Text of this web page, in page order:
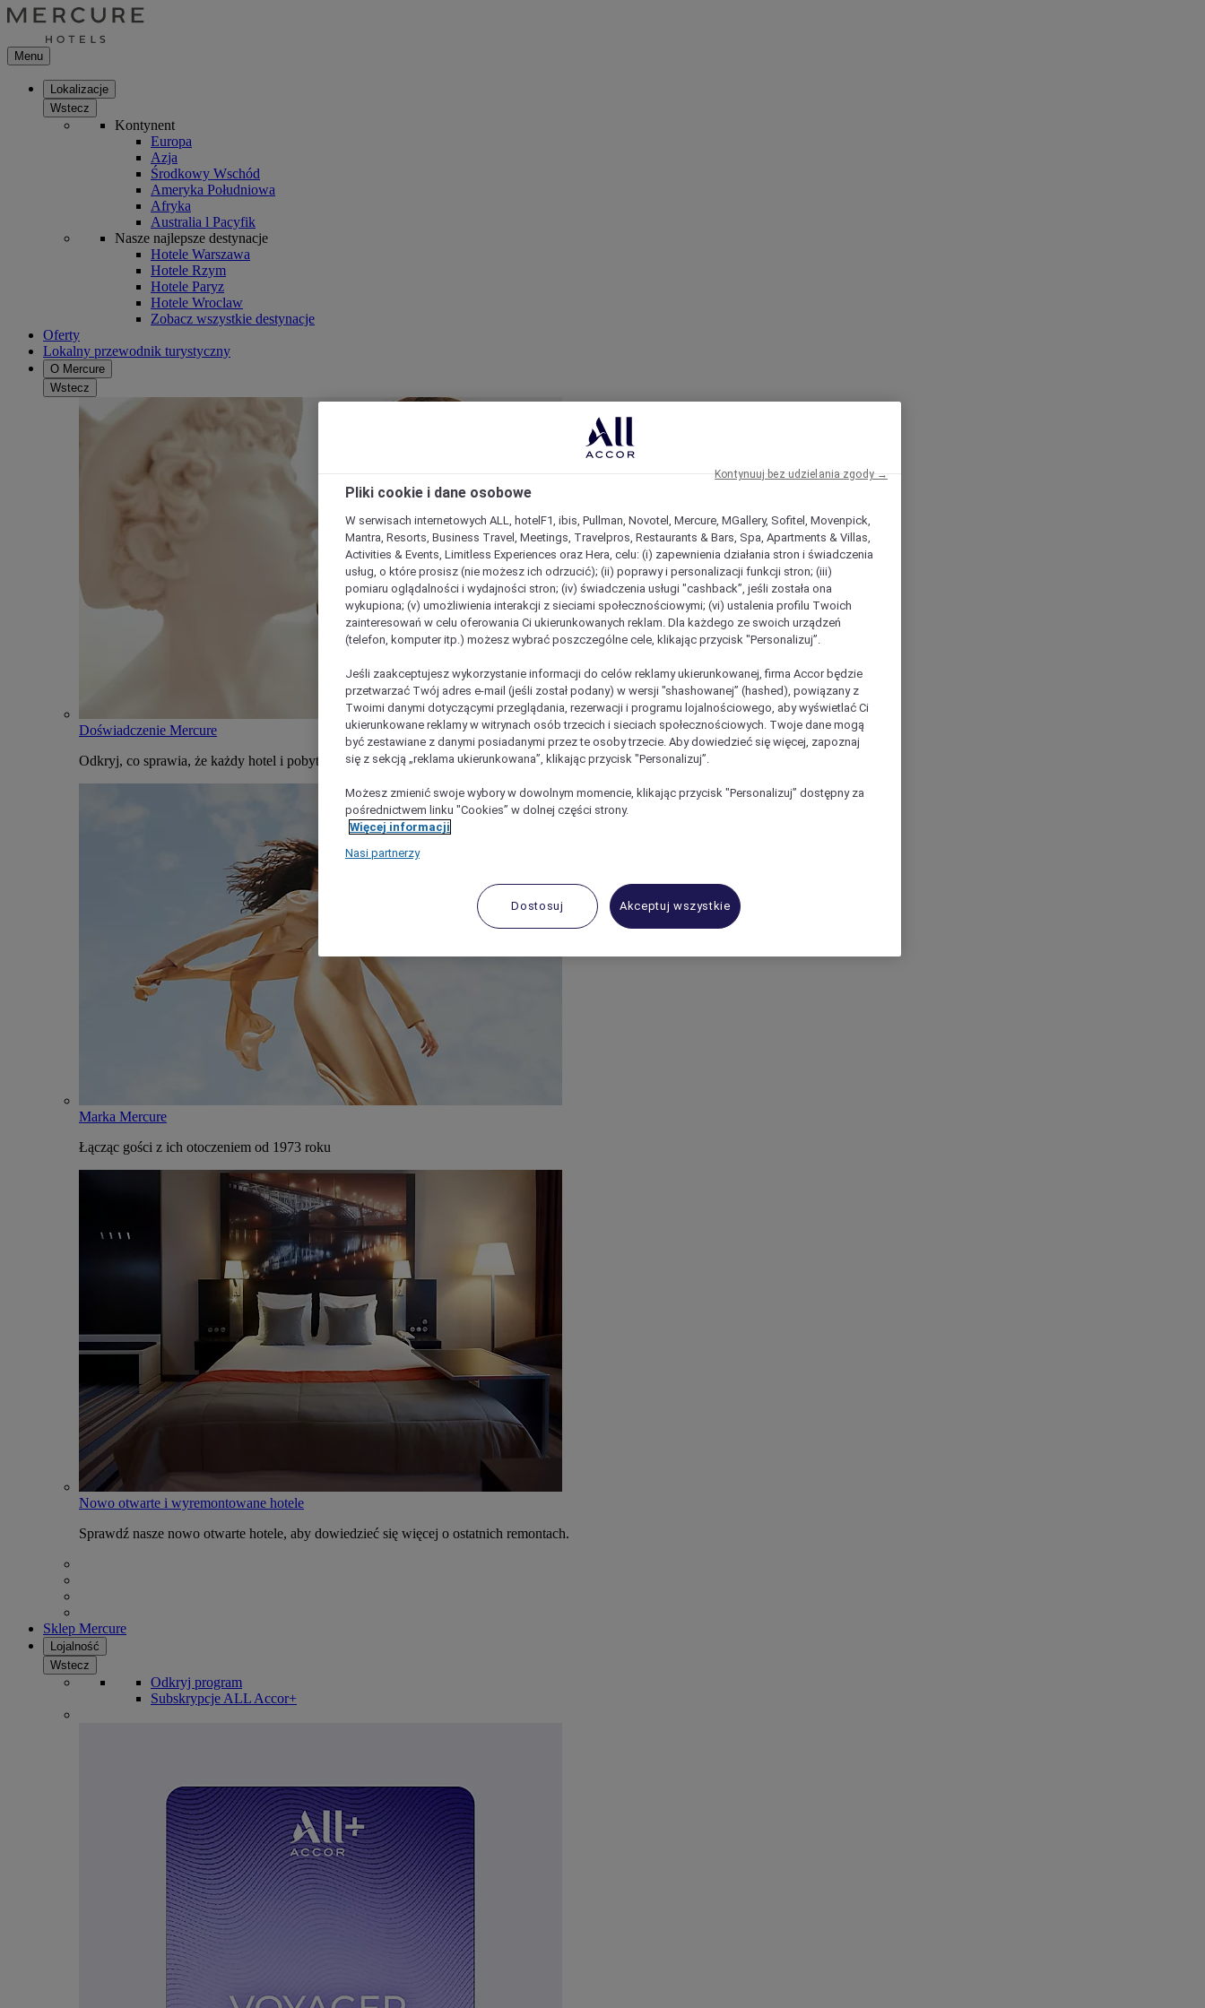
Menu
Lokalizacje
Wstecz
Kontynent
Europa
Azja
Środkowy Wschód
Ameryka Południowa
Afryka
Australia l Pacyfik
Nasze najlepsze destynacje
Hotele Warszawa
Hotele Rzym
Hotele Paryz
Hotele Wroclaw
Zobacz wszystkie destynacje
Oferty
Lokalny przewodnik turystyczny
O Mercure
Wstecz
Doświadczenie Mercure
Odkryj, co sprawia, że każdy hotel i pobyt w Mercure jest wyjątkowy
Marka Mercure
Łącząc gości z ich otoczeniem od 1973 roku
Nowo otwarte i wyremontowane hotele
Sprawdź nasze nowo otwarte hotele, aby dowiedzieć się więcej o ostatnich remontach.
Sklep Mercure
Lojalność
Wstecz
Odkryj program
Subskrypcje ALL Accor+
Pliki cookie i dane osobowe
W serwisach internetowych ALL, hotelF1, ibis, Pullman, Novotel, Mercure, MGallery, Sofitel, Movenpick,
Mantra, Resorts, Business Travel, Meetings, Travelpros, Restaurants & Bars, Spa, Apartments & Villas,
Activities & Events, Limitless Experiences oraz Hera, celu: (i) zapewnienia działania stron i świadczenia
usług, o które prosisz (nie możesz ich odrzucić); (ii) poprawy i personalizacji funkcji stron; (iii)
pomiaru oglądalności i wydajności stron; (iv) świadczenia usługi "cashback”, jeśli została ona
wykupiona; (v) umożliwienia interakcji z sieciami społecznościowymi; (vi) ustalenia profilu Twoich
zainteresowań w celu oferowania Ci ukierunkowanych reklam. Dla każdego ze swoich urządzeń
(telefon, komputer itp.) możesz wybrać poszczególne cele, klikając przycisk "Personalizuj”.
Jeśli zaakceptujesz wykorzystanie informacji do celów reklamy ukierunkowanej, firma Accor będzie
przetwarzać Twój adres e-mail (jeśli został podany) w wersji "shashowanej” (hashed), powiązany z
Twoimi danymi dotyczącymi przeglądania, rezerwacji i programu lojalnościowego, aby wyświetlać Ci
ukierunkowane reklamy w witrynach osób trzecich i sieciach społecznościowych. Twoje dane mogą
być zestawiane z danymi posiadanymi przez te osoby trzecie. Aby dowiedzieć się więcej, zapoznaj
się z sekcją „reklama ukierunkowana”, klikając przycisk "Personalizuj”.
Możesz zmienić swoje wybory w dowolnym momencie, klikając przycisk "Personalizuj” dostępny za
pośrednictwem linku "Cookies” w dolnej części strony.
Więcej informacji
Nasi partnerzy
Dostosuj Akceptuj wszystkie
Kontynuuj bez udzielania zgody →